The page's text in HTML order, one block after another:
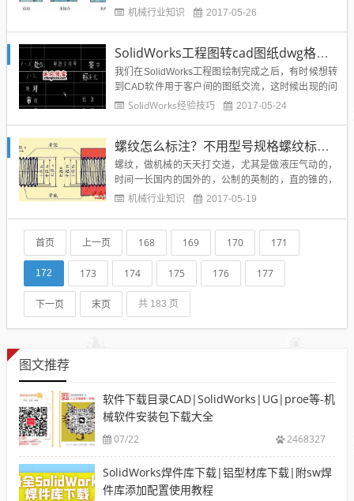
不当形成. 焊瘤焊瘤是熔化金属溢流到焊缝之外未熔化
的,它影响外观质量并易引到裂纹,应清理后进行补修
复....
机械行业知识 2017-05-26
SolidWorks工程图转cad图纸dwg格式字体乱码怎么办？
我们在SolidWorks工程图绘制完成之后，有时候想转
到CAD软件用于客户间的图纸交流，这时候出现的问
题就是字体乱码，导致cad图需要重新标注重新改格
解决方法。1. 在为您所做的工程图另...
SolidWorks经验技巧 2017-05-24
螺纹怎么标注？不用型号规格螺纹标准含义标注？公制螺纹英制螺纹管螺纹怎么标注？机械设计必看知识点
螺纹，做机械的天天打交道，尤其是做液压气动的，
时间一长国内的国外的，公制的英制的，直的锥的，
密封的非密封的，内的外的，55度的60度的。总之常
出来放在桌边，用时随时拿来查看，时间长了就自然
记住了。一、常见符号...
机械行业知识 2017-05-19
首页 上一页 168 169 170 171
172 173 174 175 176 177
下一页 末页 共 183 页
图文推荐
软件下载目录CAD|SolidWorks|UG|proe等-机
械软件安装包下载大全
07/22 2468327
SolidWorks焊件库下载|铝型材库下载|附sw焊
件库添加配置使用教程